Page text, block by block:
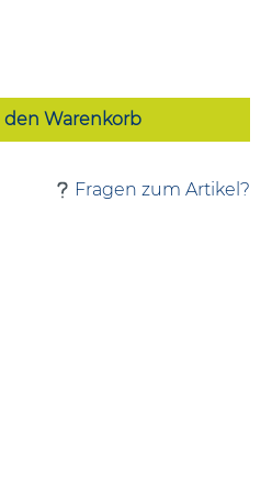
Wert
den Warenkorb
Fragen zum Artikel?